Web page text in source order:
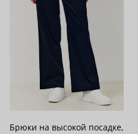
Брюки на высокой посадке,